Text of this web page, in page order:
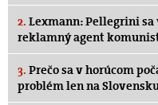
2. Lexmann: Pellegrini
reklamný agent
3. Prečo sa v horúcom
problém len na